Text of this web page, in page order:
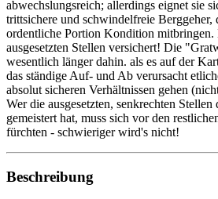
abwechslungsreich; allerdings eignet sie
trittsichere und schwindelfreie Berggeher,
ordentliche Portion Kondition mitbringen.
ausgesetzten Stellen versichert! Die
wesentlich länger dahin. als es auf der
das ständige Auf- und Ab verursacht
absolut sicheren Verhältnissen gehen
Wer die ausgesetzten, senkrechten Stellen
gemeistert hat, muss sich vor den
fürchten - schwieriger wird's nicht!
Beschreibung